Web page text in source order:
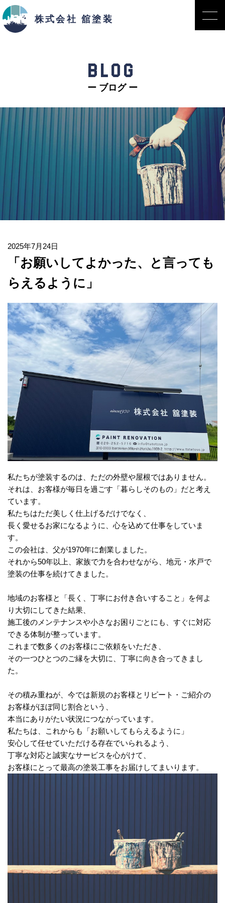
株式会社 舘塗装
BLOG
ー ブログ ー
2025年7月24日
「お願いしてよかった、と言っても
らえるように」
私たちが塗装するのは、ただの外壁や屋根ではありません。
それは、お客様が毎日を過ごす「暮らしそのもの」だと考え
ています。
私たちはただ美しく仕上げるだけでなく、
長く愛せるお家になるように、心を込めて仕事をしていま
す。
この会社は、父が1970年に創業しました。
それから50年以上、家族で力を合わせながら、地元・水戸で
塗装の仕事を続けてきました。
地域のお客様と「長く、丁寧にお付き合いすること」を何よ
り大切にしてきた結果、
施工後のメンテナンスや小さなお困りごとにも、すぐに対応
できる体制が整っています。
これまで数多くのお客様にご依頼をいただき、
その一つひとつのご縁を大切に、丁寧に向き合ってきまし
た。
その積み重ねが、今では新規のお客様とリピート・ご紹介の
お客様がほぼ同じ割合という、
本当にありがたい状況につながっています。
私たちは、これからも「お願いしてもらえるように」
安心して任せていただける存在でいられるよう、
丁寧な対応と誠実なサービスを心がけて、
お客様にとって最高の塗装工事をお届けしてまいります。